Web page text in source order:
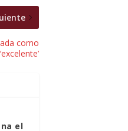
como
‘excelente’
el